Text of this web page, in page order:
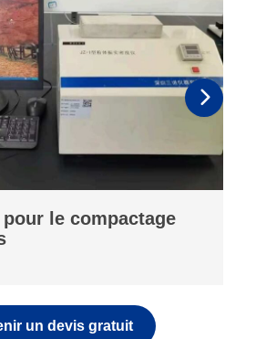
fluorescence
un devis gratuit